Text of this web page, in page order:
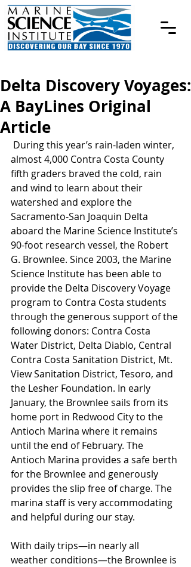
Delta Discovery Voyages:
A BayLines Original
Article
almost 4,000 Contra Costa County
fifth graders braved the cold, rain
and wind to learn about their
watershed and explore the
Sacramento-San Joaquin Delta
aboard the Marine Science Institute’s
90-foot research vessel, the Robert
G. Brownlee. Since 2003, the Marine
Science Institute has been able to
provide the Delta Discovery Voyage
program to Contra Costa students
through the generous support of the
following donors: Contra Costa
Water District, Delta Diablo, Central
Contra Costa Sanitation District, Mt.
View Sanitation District, Tesoro, and
the Lesher Foundation. In early
January, the Brownlee sails from its
home port in Redwood City to the
Antioch Marina where it remains
until the end of February. The
Antioch Marina provides a safe berth
for the Brownlee and generously
provides the slip free of charge. The
marina staff is very accommodating
and helpful during our stay.
With daily trips—in nearly all
weather conditions—the Brownlee is